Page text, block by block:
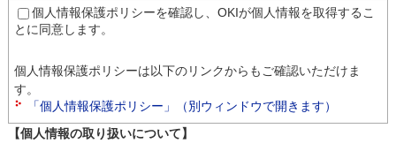
個人情報保護ポリシーを確認し、OKIが個人情報を取得するこ
とに同意します。
個人情報保護ポリシーは以下のリンクからもご確認いただけま
す。
「個人情報保護ポリシー」（別ウィンドウで開きます）
【個人情報の取り扱いについて】